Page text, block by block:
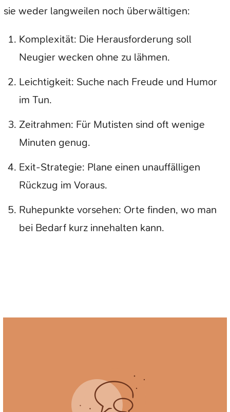
sie weder langweilen noch überwältigen:
Komplexität: Die Herausforderung soll
Neugier wecken ohne zu lähmen.
Leichtigkeit: Suche nach Freude und Humor
im Tun.
Zeitrahmen: Für Mutisten sind oft wenige
Minuten genug.
Exit-Strategie: Plane einen unauffälligen
Rückzug im Voraus.
Ruhepunkte vorsehen: Orte finden, wo man
bei Bedarf kurz innehalten kann.